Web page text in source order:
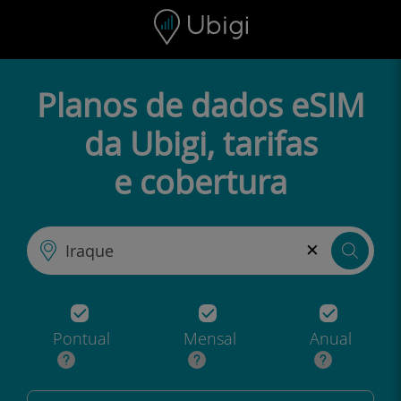
Barra de navegação
Planos de dados eSIM
da Ubigi, tarifas
e cobertura
×
Pontual Mensal Anual